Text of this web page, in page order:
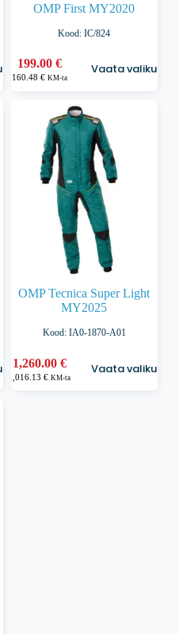
OMP First MY2020
Kood: IC/824
199.00 €
160.48 € KM-ta
Vaata valikuid
Sellel
tootelehel.
OMP Tecnica Super Light
MY2025
Kood: IA0-1870-A01
1,260.00 €
1,016.13€ KM-ta
Vaata valikuid
Sellel